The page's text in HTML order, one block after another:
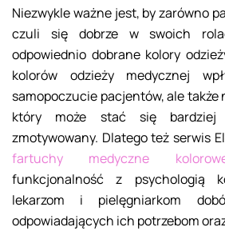
Niezwykle ważne jest, by zarówno
czuli się dobrze w swoich
odpowiednio dobrane kolory
kolorów odzieży medycznej
samopoczucie pacjentów, ale także
który może stać się bardziej
zmotywowany. Dlatego też serwis
fartuchy medyczne
funkcjonalność z psychologią
lekarzom i pielęgniarkom
odpowiadających ich potrzebom